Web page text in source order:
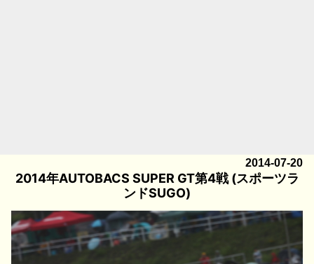
2014-07-20
2014年AUTOBACS SUPER GT第4戦 (スポーツラ
ンドSUGO)